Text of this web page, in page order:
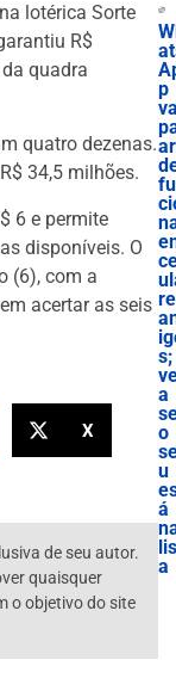
lotérica Sorte
R$
quadra
quatro dezenas.
34,5 milhões.
6 e permite
disponíveis. O
(6), com a
acertar as seis
X
de seu autor.
quaisquer
o objetivo do site
p
ar
s;
a
o
u
á
a